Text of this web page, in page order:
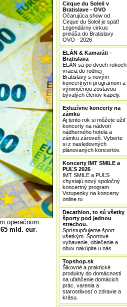
operačnom
mld. eur.
Cirque du Soleil v
Bratislave - OVO
Očarujúca show od
Cirque du Soleil je späť!
Legendárny cirkus
prináša do Bratislavy
OVO - 2026
ELÁN & Kamaráti –
Bratislava
ELÁN sa po dvoch rokoch
vracia do rodnej
Bratislavy s novým
koncertným programom a
výnimočnou zostavou
bývalých členov kapely.
Exluzívne koncerty na
zámku
Aj tento rok si môžete užiť
koncerty na nádvorí
nádherného hotela a
zámku zároveň. Vyberte
si z nasledovných
plánovaných koncertov.
Koncerty IMT SMILE a
PUĽS 2026
IMT SMILE a PUĽS
chystajú nový spoločný
koncertný program.
Vstupenky na koncerty
online tu
Decathlon, to sú všetky
športy pod jednou
strechou.
Sprístupňujeme šport
všetkým. Športové
vybavenie, oblečenie a
obuv nakúpite u nás.
Topshop.sk
Šikovné a praktické
produkty do domácnosti
na uľahčenie domácich
prác, varenia a
starostlivosť o zdravie a
krásu.